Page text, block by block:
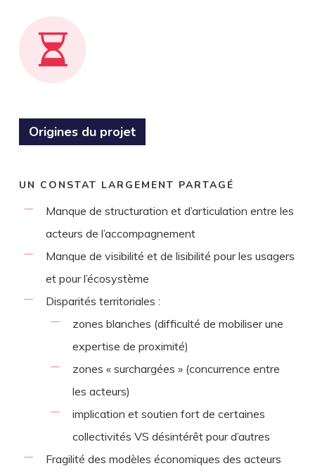
Origines du projet
UN CONSTAT LARGEMENT PARTAGÉ
Manque de structuration et d’articulation entre les
acteurs de l’accompagnement
Manque de visibilité et de lisibilité pour les usagers
et pour l’écosystème
Disparités territoriales :
zones blanches (difficulté de mobiliser une
expertise de proximité)
zones « surchargées » (concurrence entre
les acteurs)
implication et soutien fort de certaines
collectivités VS désintérêt pour d’autres
Fragilité des modèles économiques des acteurs